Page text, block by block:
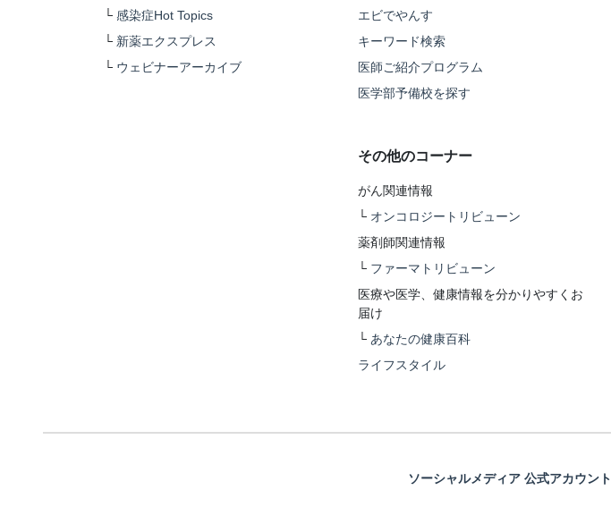
└ 感染症Hot Topics
└ 新薬エクスプレス
└ ウェビナーアーカイブ
エビでやんす
キーワード検索
医師ご紹介プログラム
医学部予備校を探す
その他のコーナー
がん関連情報
└ オンコロジートリビューン
薬剤師関連情報
└ ファーマトリビューン
医療や医学、健康情報を分かりやすくお
届け
└ あなたの健康百科
ライフスタイル
ソーシャルメディア 公式アカウント